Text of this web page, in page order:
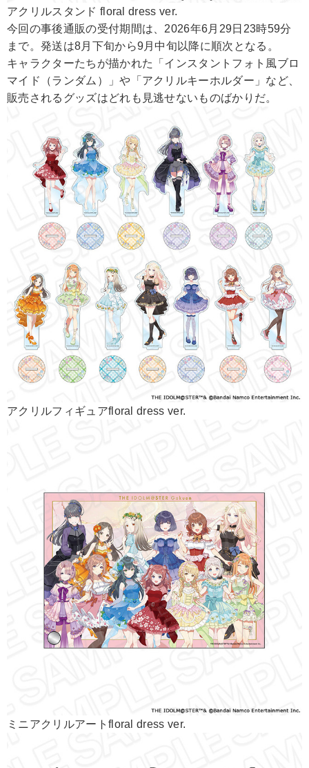
アクリルスタンド floral dress ver.
今回の事後通販の受付期間は、2026年6月29日23時59分
まで。発送は8月下旬から9月中旬以降に順次となる。
キャラクターたちが描かれた「インスタントフォト風ブロ
マイド（ランダム）」や「アクリルキーホルダー」など、
販売されるグッズはどれも見逃せないものばかりだ。
アクリルフィギュアfloral dress ver.
ミニアクリルアートfloral dress ver.